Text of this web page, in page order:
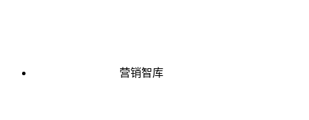
营销智库